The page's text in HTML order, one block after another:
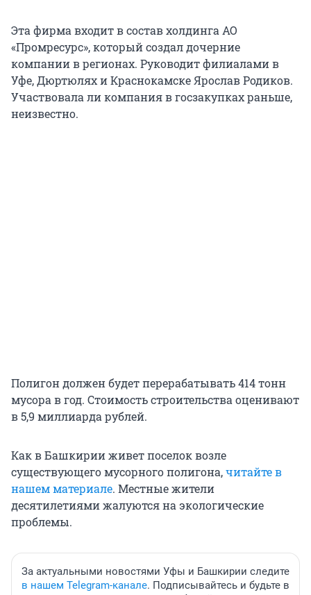
Эта фирма входит в состав холдинга АО
«Промресурс», который создал дочерние
компании в регионах. Руководит филиалами в
Уфе, Дюртюлях и Краснокамске Ярослав Родиков.
Участвовала ли компания в госзакупках раньше,
неизвестно.
Полигон должен будет перерабатывать 414 тонн
мусора в год. Стоимость строительства оценивают
в 5,9 миллиарда рублей.
Как в Башкирии живет поселок возле
существующего мусорного полигона,читайте в
нашем материале. Местные жители
десятилетиями жалуются на экологические
проблемы.
За актуальными новостями Уфы и Башкирии следите
в нашем Telegram-канале. Подписывайтесь и будьте в